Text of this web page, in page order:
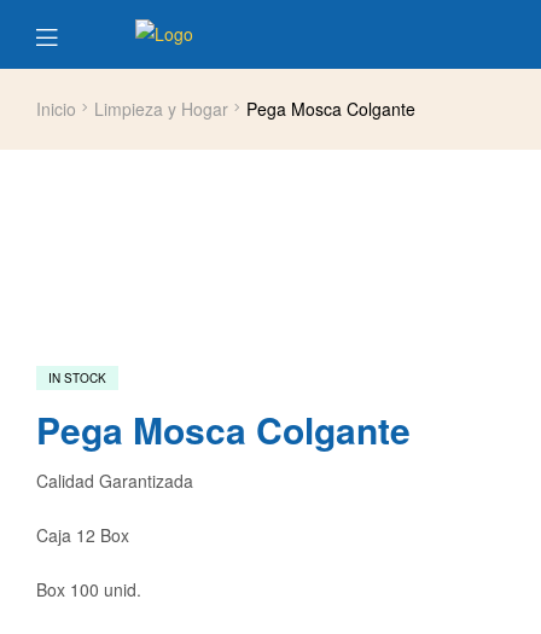
Inicio Limpieza y Hogar Pega Mosca Colgante
IN STOCK
Pega Mosca Colgante
Calidad Garantizada
Caja 12 Box
Box 100 unid.